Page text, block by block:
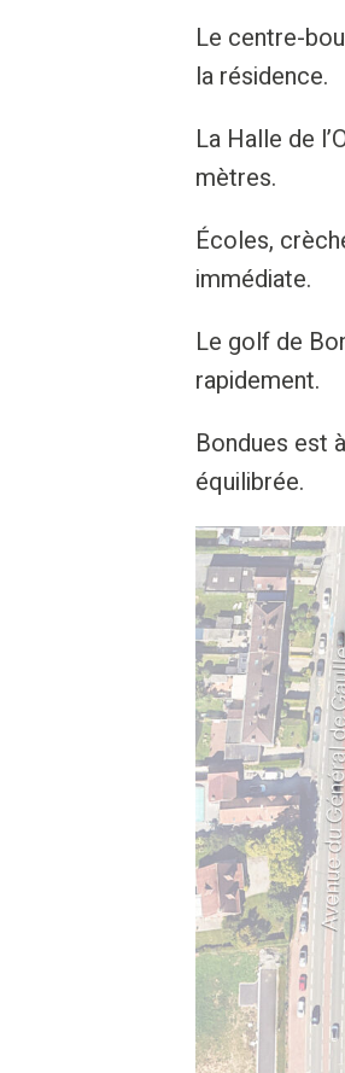
Le centre-
la résidence.
La Halle de
mètres.
Écoles,
immédiate.
Le golf de
rapidement.
Bondues est
équilibrée.